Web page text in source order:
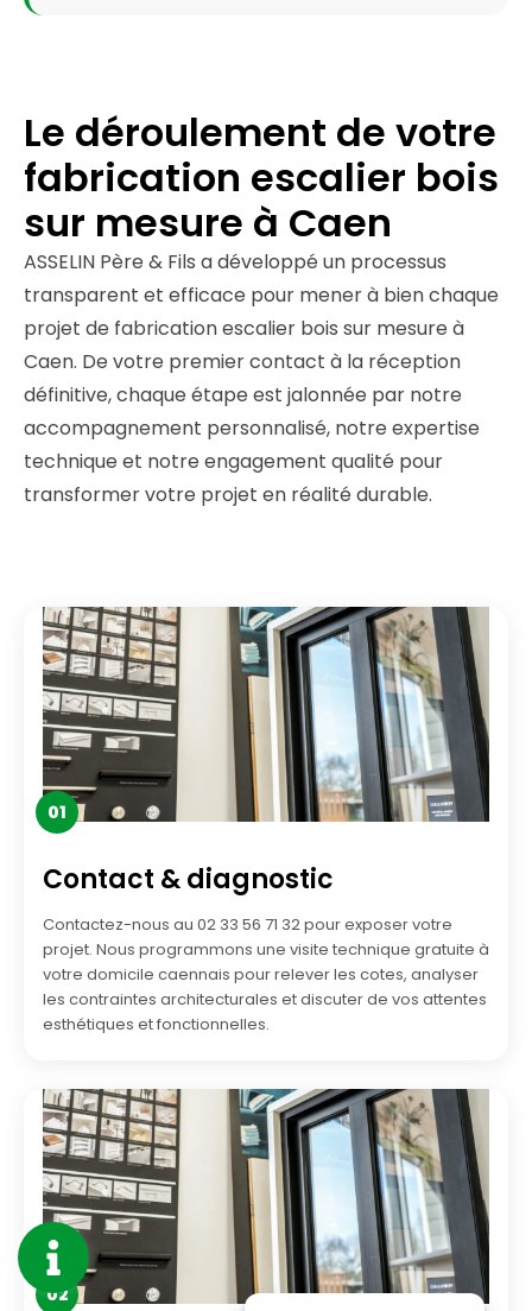
Le déroulement de votre
fabrication escalier bois
sur mesure à Caen
ASSELIN Père & Fils a développé un processus
transparent et efficace pour mener à bien chaque
projet de fabrication escalier bois sur mesure à
Caen. De votre premier contact à la réception
définitive, chaque étape est jalonnée par notre
accompagnement personnalisé, notre expertise
technique et notre engagement qualité pour
transformer votre projet en réalité durable.
01
Contact & diagnostic
Contactez-nous au 02 33 56 71 32 pour exposer votre
projet. Nous programmons une visite technique gratuite à
votre domicile caennais pour relever les cotes, analyser
les contraintes architecturales et discuter de vos attentes
esthétiques et fonctionnelles.
02